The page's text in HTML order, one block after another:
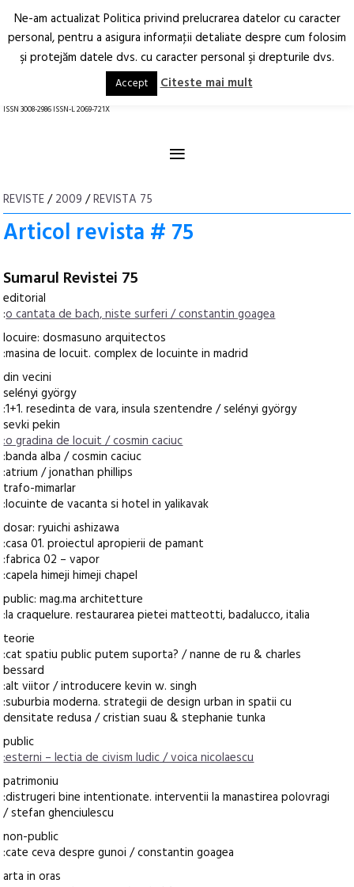
Arhitectură.
Oraș.
RO EN
ISSN 3008-2986 ISSN-L 2069-721X
≡
REVISTE/2009 /REVISTA 75
Articol revista # 75
Sumarul Revistei 75
editorial
:o cantata de bach, niste surferi / constantin goagea
locuire: dosmasuno arquitectos
:masina de locuit. complex de locuinte in madrid
din vecini
selényi györgy
:1+1. resedinta de vara, insula szentendre / selényi györgy
sevki pekin
:o gradina de locuit / cosmin caciuc
:banda alba / cosmin caciuc
:atrium / jonathan phillips
trafo-mimarlar
:locuinte de vacanta si hotel in yalikavak
dosar: ryuichi ashizawa
:casa 01. proiectul apropierii de pamant
:fabrica 02 – vapor
:capela himeji himeji chapel
public: mag.ma architetture
:la craquelure. restaurarea pietei matteotti, badalucco, italia
teorie
:cat spatiu public putem suporta? / nanne de ru & charles
bessard
:alt viitor / introducere kevin w. singh
:suburbia moderna. strategii de design urban in spatii cu
densitate redusa / cristian suau & stephanie tunka
public
:esterni – lectia de civism ludic / voica nicolaescu
patrimoniu
:distrugeri bine intentionate. interventii la manastirea polovragi
/ stefan ghenciulescu
non-public
:cate ceva despre gunoi / constantin goagea
arta in oras
Ne-am actualizat Politica privind prelucrarea datelor cu caracter
personal, pentru a asigura informaţii detaliate despre cum folosim
şi protejăm datele dvs. cu caracter personal şi drepturile dvs.
Accept Citeste mai mult